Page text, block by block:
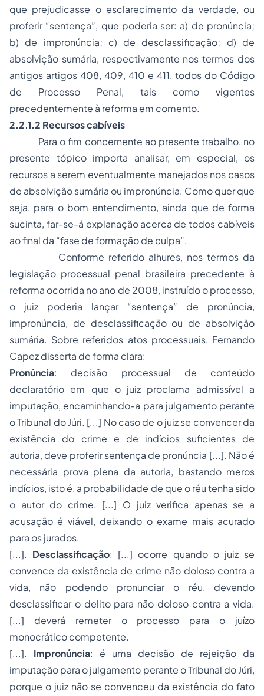
que prejudicasse o esclarecimento da verdade, ou
proferir “sentença”, que poderia ser: a) de pronúncia;
b) de impronúncia; c) de desclassificação; d) de
absolvição sumária, respectivamente nos termos dos
antigos artigos 408, 409, 410 e 411, todos do Código
de Processo Penal, tais como vigentes
precedentemente à reforma em comento.
2.2.1.2 Recursos cabíveis
Para o fim concernente ao presente trabalho, no
presente tópico importa analisar, em especial, os
recursos a serem eventualmente manejados nos casos
de absolvição sumária ou impronúncia. Como quer que
seja, para o bom entendimento, ainda que de forma
sucinta, far-se-á explanação acerca de todos cabíveis
ao final da “fase de formação de culpa”.
Conforme referido alhures, nos termos da
legislação processual penal brasileira precedente à
reforma ocorrida no ano de 2008, instruído o processo,
o juiz poderia lançar “sentença” de pronúncia,
impronúncia, de desclassificação ou de absolvição
sumária. Sobre referidos atos processuais, Fernando
Capez disserta de forma clara:
Pronúncia: decisão processual de conteúdo
declaratório em que o juiz proclama admissível a
imputação, encaminhando-a para julgamento perante
o Tribunal do Júri. [...] No caso de o juiz se convencer da
existência do crime e de indícios suficientes de
autoria, deve proferir sentença de pronúncia [...]. Não é
necessária prova plena da autoria, bastando meros
indícios, isto é, a probabilidade de que o réu tenha sido
o autor do crime. [...] O juiz verifica apenas se a
acusação é viável, deixando o exame mais acurado
para os jurados.
[...]. Desclassificação: [...] ocorre quando o juiz se
convence da existência de crime não doloso contra a
vida, não podendo pronunciar o réu, devendo
desclassificar o delito para não doloso contra a vida.
[...] deverá remeter o processo para o juízo
monocrático competente.
[...]. Impronúncia: é uma decisão de rejeição da
imputação para o julgamento perante o Tribunal do Júri,
porque o juiz não se convenceu da existência do fato